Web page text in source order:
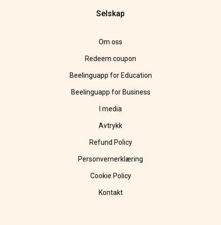
Selskap
Om oss
Redeem coupon
Beelinguapp for Education
Beelinguapp for Business
I media
Avtrykk
Refund Policy
Personvernerklæring
Cookie Policy
Kontakt